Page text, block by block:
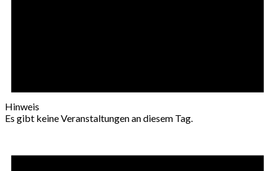
Hinweis
Es gibt keine Veranstaltungen an diesem Tag.